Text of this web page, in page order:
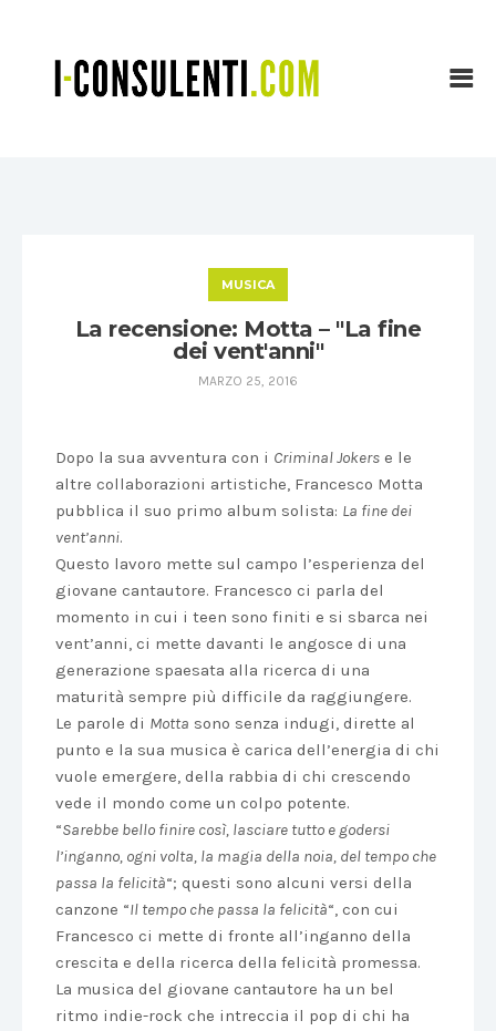
MUSICA
La recensione: Motta – "La fine
dei vent'anni"
MARZO 25, 2016
Dopo la sua avventura con i Criminal Jokers e le
altre collaborazioni artistiche, Francesco Motta
pubblica il suo primo album solista: La fine dei
vent’anni.
Questo lavoro mette sul campo l’esperienza del
giovane cantautore. Francesco ci parla del
momento in cui i teen sono finiti e si sbarca nei
vent’anni, ci mette davanti le angosce di una
generazione spaesata alla ricerca di una
maturità sempre più difficile da raggiungere.
Le parole di Motta sono senza indugi, dirette al
punto e la sua musica è carica dell’energia di chi
vuole emergere, della rabbia di chi crescendo
vede il mondo come un colpo potente.
“Sarebbe bello finire così, lasciare tutto e godersi
l’inganno, ogni volta, la magia della noia, del tempo che
passa la felicità“; questi sono alcuni versi della
canzone “Il tempo che passa la felicità“, con cui
Francesco ci mette di fronte all’inganno della
crescita e della ricerca della felicità promessa.
La musica del giovane cantautore ha un bel
ritmo indie-rock che intreccia il pop di chi ha